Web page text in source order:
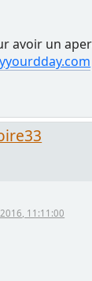
avoir un
11:11:00